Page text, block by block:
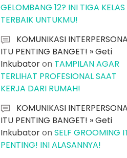
GELOMBANG 12? INI TIGA KELAS
TERBAIK UNTUKMU!
KOMUNIKASI
ITU PENTING BANGET! » Geti
Inkubatoron TAMPILAN AGAR
TERLIHAT PROFESIONAL SAAT
KERJA DARI RUMAH!
KOMUNIKASI
ITU PENTING BANGET! » Geti
Inkubatoron SELF GROOMING
PENTING! INI ALASANNYA!